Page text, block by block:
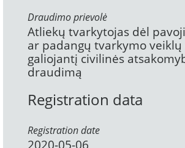
Draudimo prievolė
Atliekų tvarkytojas dėl
ar padangų tvarkymo
galiojantį civilinės
draudimą
Registration data
Registration date